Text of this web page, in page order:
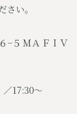
い。
−５ ＭＡ ＦＩＶ
／17:30〜